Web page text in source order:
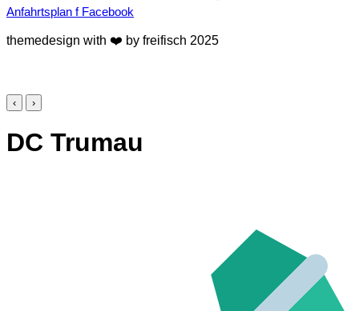
Anfahrtsplan fFacebook
themedesign with ❤️ by freifisch 2025
‹ ›
DC Trumau